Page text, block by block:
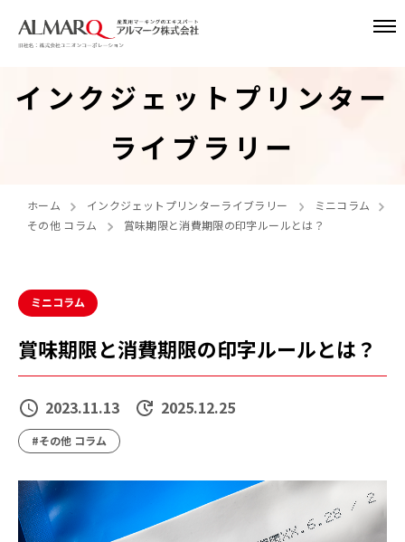
インクジェットプリンター
ライブラリー
ホーム インクジェットプリンターライブラリー
ミニコラム
その他 コラム
賞味期限と消費期限の印字ルールとは？
ミニコラム
賞味期限と消費期限の印字ルールとは？
2023.11.13 2025.12.25
#その他 コラム